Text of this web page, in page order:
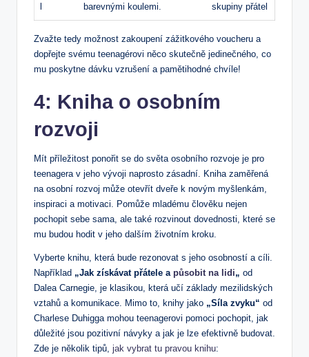
barevnými koulemi.
skupiny přátel
Zvažte tedy možnost zakoupení zážitkového voucheru a
dopřejte svému teenagérovi něco skutečně jedinečného, co
mu poskytne dávku vzrušení a pamětihodné chvíle!
4: Kniha o osobním
rozvoji
Mít příležitost ponořit se do světa osobního rozvoje je pro
teenagera v jeho vývoji naprosto zásadní. Kniha zaměřená
na osobní rozvoj může otevřít dveře k novým myšlenkám,
inspiraci a motivaci. Pomůže mladému člověku nejen
pochopit sebe sama, ale také rozvinout dovednosti, které se
mu budou hodit v jeho dalším životním kroku.
Vyberte knihu, která bude rezonovat s jeho osobností a cíli.
Například „Jak získávat přátele a působit na lidi„ od
Dalea Carnegie, je klasikou, která učí základy mezilidských
vztahů a komunikace. Mimo to, knihy jako „Síla zvyku“ od
Charlese Duhigga mohou teenagerovi pomoci pochopit, jak
důležité jsou pozitivní návyky a jak je lze efektivně budovat.
Zde je několik tipů, jak vybrat tu pravou knihu: